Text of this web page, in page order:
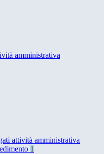
amministrativa
attività amministrativa
1